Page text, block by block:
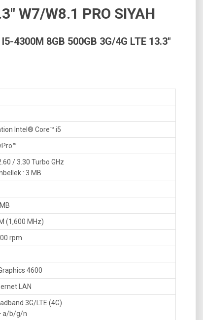
W7/W8.1 PRO SIYAH
4300M 8GB 500GB 3G/4G LTE 13.3″
Intel® Core™ i5
/ 3.30 Turbo GHz
: 3 MB
(1,600 MHz)
rpm
4600
LAN
3G/LTE (4G)
a/b/g/n